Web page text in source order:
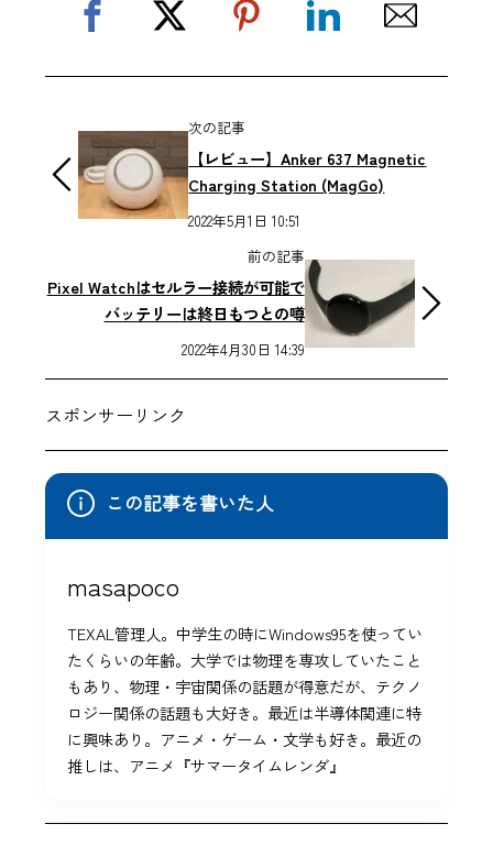
次の記事
【レビュー】Anker 637 Magnetic
Charging Station (MagGo)
2022年5月1日 10:51
前の記事
Pixel Watchはセルラー接続が可能で
バッテリーは終日もつとの噂
2022年4月30日 14:39
スポンサーリンク
この記事を書いた人
masapoco
TEXAL管理人。中学生の時にWindows95を使ってい
たくらいの年齢。大学では物理を専攻していたこと
もあり、物理・宇宙関係の話題が得意だが、テクノ
ロジー関係の話題も大好き。最近は半導体関連に特
に興味あり。アニメ・ゲーム・文学も好き。最近の
推しは、アニメ『サマータイムレンダ』